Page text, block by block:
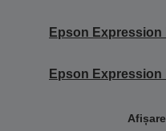
Epson Expression
Epson Expression